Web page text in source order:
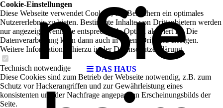
DAS HAUS
n Sie
Cookie-Einstellungen
Diese Webseite verwendet Cookies, um Besuchern ein optimales
Nutzererlebnis zu bieten. Bestimmte Inhalte von Drittanbietern werden
nur angezeigt, wenn die entsprechende Option aktiviert ist. Die
Datenverarbeitung kann dann auch in einem Drittland erfolgen.
Weitere Informationen hierzu in der Datenschutzerklärung.
Technisch notwendige
Diese Cookies sind zum Betrieb der Webseite notwendig, z.B. zum
Schutz vor Hackerangriffen und zur Gewährleistung eines
konsistenten und der Nachfrage angepassten Erscheinungsbilds der
Seite.